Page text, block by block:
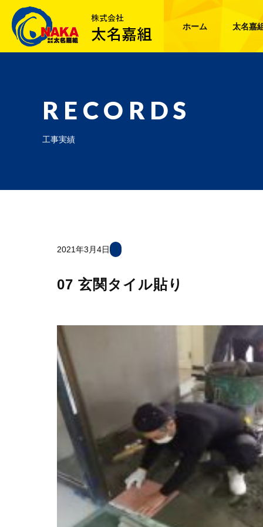
ホーム 太名嘉
RECORDS
工事実績
2021年3月4日
07 玄関タイル貼り